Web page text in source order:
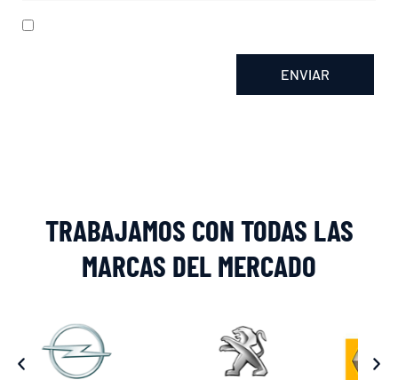
ENVIAR
TRABAJAMOS CON TODAS LAS
MARCAS DEL MERCADO